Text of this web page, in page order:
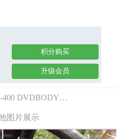
积分购买
升级会员
400 DVDBODY…
图片展示